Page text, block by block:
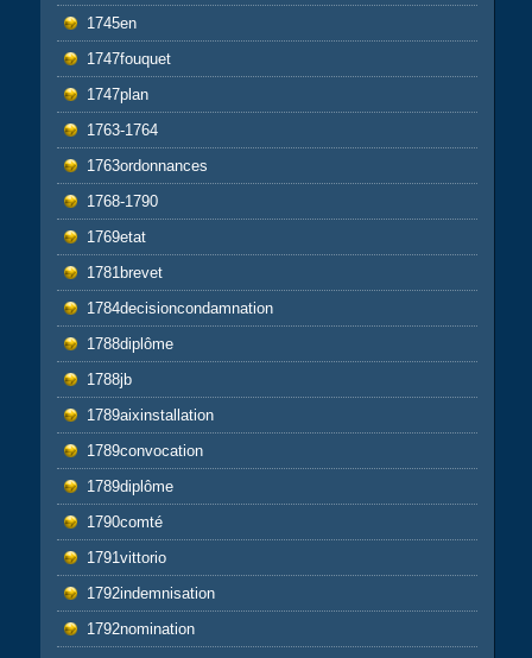
1745en
1747fouquet
1747plan
1763-1764
1763ordonnances
1768-1790
1769etat
1781brevet
1784decisioncondamnation
1788diplôme
1788jb
1789aixinstallation
1789convocation
1789diplôme
1790comté
1791vittorio
1792indemnisation
1792nomination